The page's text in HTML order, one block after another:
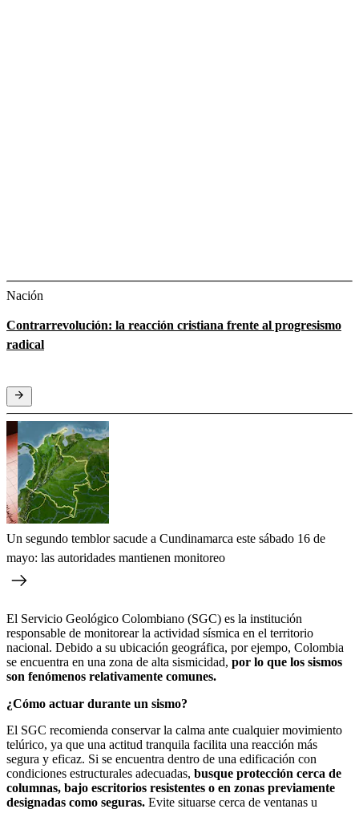
Nación
Contrarrevolución: la reacción cristiana frente al progresismo
radical
Un segundo temblor sacude a Cundinamarca este sábado 16 de
mayo: las autoridades mantienen monitoreo
El Servicio Geológico Colombiano (SGC) es la institución
responsable de monitorear la actividad sísmica en el territorio
nacional. Debido a su ubicación geográfica, por ejempo, Colombia
se encuentra en una zona de alta sismicidad, por lo que los sismos
son fenómenos relativamente comunes.
¿Cómo actuar durante un sismo?
El SGC recomienda conservar la calma ante cualquier movimiento
telúrico, ya que una actitud tranquila facilita una reacción más
segura y eficaz. Si se encuentra dentro de una edificación con
condiciones estructurales adecuadas, busque protección cerca de
columnas, bajo escritorios resistentes o en zonas previamente
designadas como seguras. Evite situarse cerca de ventanas u